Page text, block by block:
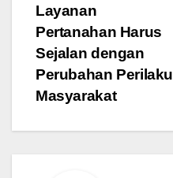
Layanan
Pertanahan Harus
Sejalan dengan
Perubahan Perilaku
Masyarakat